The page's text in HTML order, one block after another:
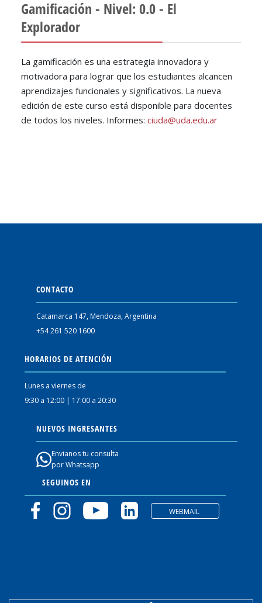
Gamificación - Nivel: 0.0 - El
Explorador
La gamificación es una estrategia innovadora y
motivadora para lograr que los estudiantes alcancen
aprendizajes funcionales y significativos. La nueva
edición de este curso está disponible para docentes
de todos los niveles. Informes: ciuda@uda.edu.ar
CONTACTO
Catamarca 147, Mendoza, Argentina
+54 261 520 1600
HORARIOS DE ATENCIÓN
Lunes a viernes de
9:30 a 12:00 | 17:00 a 20:30
NUEVOS INGRESANTES
Envianos tu consulta
por Whatsapp
SEGUINOS EN
WEBMAIL